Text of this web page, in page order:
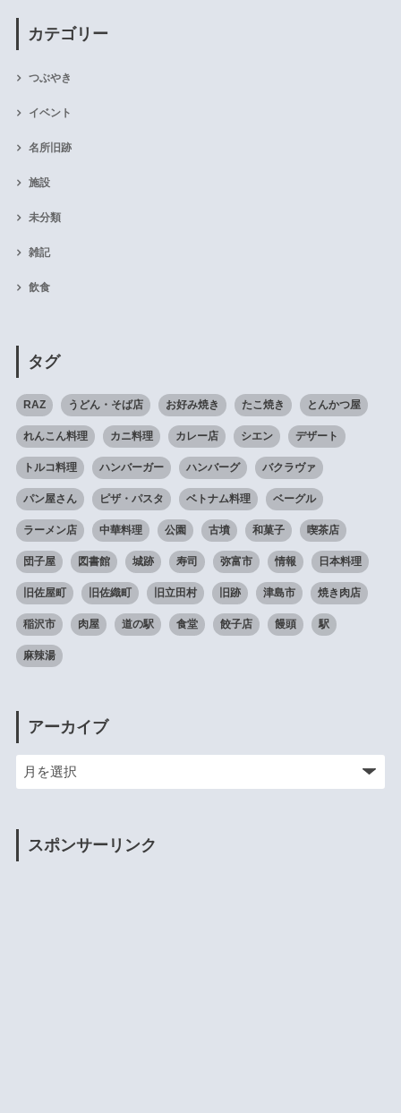
カテゴリー
つぶやき
イベント
名所旧跡
施設
未分類
雑記
飲食
タグ
RAZ うどん・そば店 お好み焼き たこ焼き とんかつ屋
れんこん料理 カニ料理 カレー店 シエン デザート
トルコ料理 ハンバーガー ハンバーグ バクラヴァ
パン屋さん ピザ・パスタ ベトナム料理 ベーグル
ラーメン店 中華料理 公園 古墳 和菓子 喫茶店
団子屋 図書館 城跡 寿司 弥富市 情報 日本料理
旧佐屋町 旧佐織町 旧立田村 旧跡 津島市 焼き肉店
稲沢市 肉屋 道の駅 食堂 餃子店 饅頭 駅
麻辣湯
アーカイブ
スポンサーリンク